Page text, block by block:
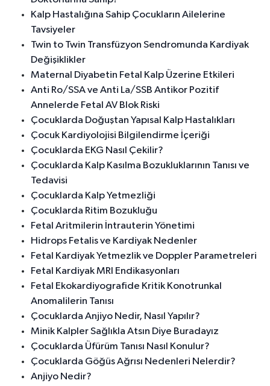
Kalp Hastalığına Sahip Çocukların Ailelerine
Tavsiyeler
Twin to Twin Transfüzyon Sendromunda Kardiyak
Değişiklikler
Maternal Diyabetin Fetal Kalp Üzerine Etkileri
Anti Ro/SSA ve Anti La/SSB Antikor Pozitif
Annelerde Fetal AV Blok Riski
Çocuklarda Doğuştan Yapısal Kalp Hastalıkları
Çocuk Kardiyolojisi Bilgilendirme İçeriği
Çocuklarda EKG Nasıl Çekilir?
Çocuklarda Kalp Kasılma Bozukluklarının Tanısı ve
Tedavisi
Çocuklarda Kalp Yetmezliği
Çocuklarda Ritim Bozukluğu
Fetal Aritmilerin İntrauterin Yönetimi
Hidrops Fetalis ve Kardiyak Nedenler
Fetal Kardiyak Yetmezlik ve Doppler Parametreleri
Fetal Kardiyak MRI Endikasyonları
Fetal Ekokardiyografide Kritik Konotrunkal
Anomalilerin Tanısı
Çocuklarda Anjiyo Nedir, Nasıl Yapılır?
Minik Kalpler Sağlıkla Atsın Diye Buradayız
Çocuklarda Üfürüm Tanısı Nasıl Konulur?
Çocuklarda Göğüs Ağrısı Nedenleri Nelerdir?
Anjiyo Nedir?